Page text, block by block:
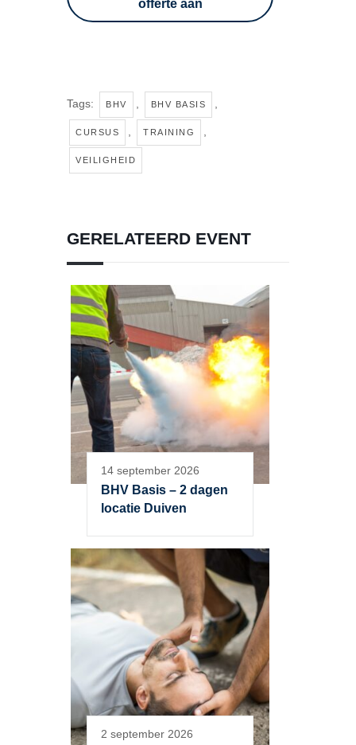
offerte aan
Tags: BHV BHV BASIS
CURSUS TRAINING
VEILIGHEID
GERELATEERD EVENT
14 september 2026
BHV Basis – 2 dagen
locatie Duiven
2 september 2026